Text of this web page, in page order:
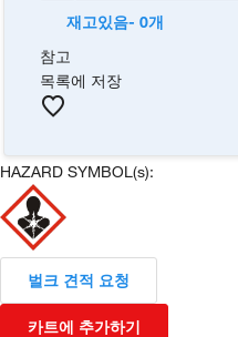
재고있음- 0개
참고
목록에 저장
HAZARD SYMBOL(s):
벌크 견적 요청
카트에 추가하기